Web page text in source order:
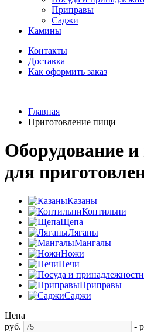
Приправы
Саджи
Камины
Контакты
Доставка
Как оформить заказ
Главная
Приготовление пищи
Оборудование
для
Казаны
Коптильни
Щепа
Ляганы
Мангалы
Ножи
Печи
Приправы
Саджи
Цена
руб.
-